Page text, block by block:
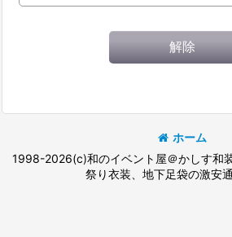
解除
ホーム
1998-2026(c)和のイベント屋＠かしす和
祭り衣装、地下足袋の激安